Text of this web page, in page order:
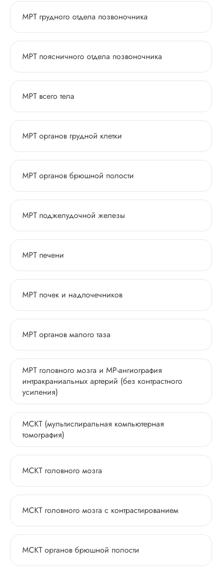
МРТ грудного отдела позвоночника
МРТ поясничного отдела позвоночника
МРТ всего тела
МРТ органов грудной клетки
МРТ органов брюшной полости
МРТ поджелудочной железы
МРТ печени
МРТ почек и надпочечников
МРТ органов малого таза
МРТ головного мозга и МР-ангиография
интракраниальных артерий (без контрастного
усиления)
МСКТ (мультиспиральная компьютерная
томография)
МСКТ головного мозга
МСКТ головного мозга с контрастированием
МСКТ органов брюшной полости